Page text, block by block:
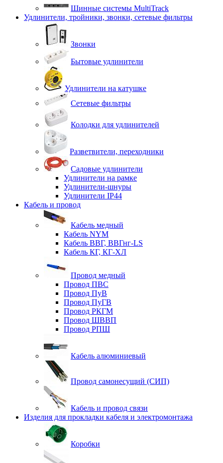
Шинные системы MultiTrack
Удлинители, тройники, звонки, сетевые фильтры
Звонки
Бытовые удлинители
Удлинители на катушке
Сетевые фильтры
Колодки для удлинителей
Разветвители, переходники
Садовые удлинители
Удлинители на рамке
Удлинители-шнуры
Удлинители IP44
Кабель и провод
Кабель медный
Кабель NYM
Кабель ВВГ, ВВГнг-LS
Кабель КГ, КГ-ХЛ
Провод медный
Провод ПВС
Провод ПуВ
Провод ПуГВ
Провод РКГМ
Провод ШВВП
Провод РПШ
Кабель алюминиевый
Провод самонесущий (СИП)
Кабель и провод связи
Изделия для прокладки кабеля и электромонтажа
Коробки